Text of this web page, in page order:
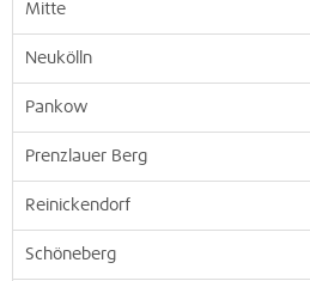
Mitte
Neukölln
Pankow
Prenzlauer Berg
Reinickendorf
Schöneberg